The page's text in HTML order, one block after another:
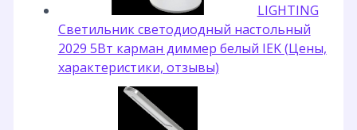
LIGHTING
Светильник светодиодный настольный
2029 5Вт карман диммер белый IEK (Цены,
характеристики, отзывы)